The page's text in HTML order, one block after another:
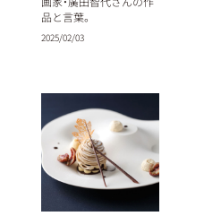
品と言葉。
2025/02/03